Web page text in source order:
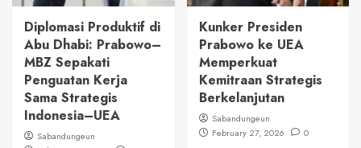
Diplomasi Produktif di
Abu Dhabi: Prabowo–
MBZ Sepakati
Penguatan Kerja
Sama Strategis
Indonesia–UEA
Sabandungeun
Kunker Presiden
Prabowo ke UEA
Memperkuat
Kemitraan Strategis
Berkelanjutan
Sabandungeun
February 27, 2026
0